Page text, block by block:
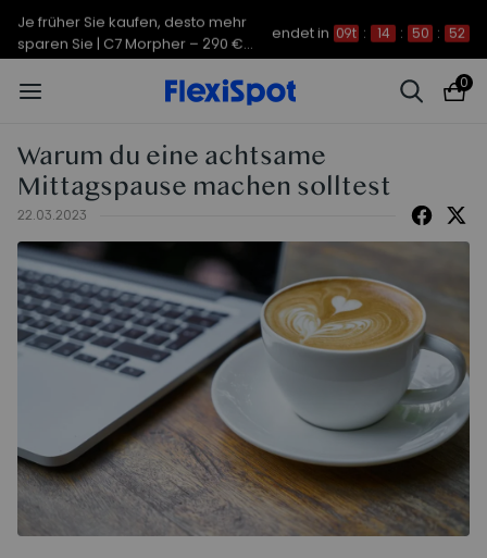
Je früher Sie kaufen, desto mehr
sparen Sie | C7 Morpher – 290 €
Rabatt
endet in 09t : 14 : 50 : 52
0
Warum du eine achtsame
Mittagspause machen solltest
22.03.2023